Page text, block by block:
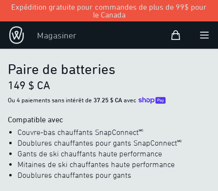
Expédition gratuite pour commandes de plus de 99$ pour
le Canada
Magasiner Panier d’achat
Open
Paire de batteries
149 $ CA
Ou 4 paiements sans intérêt de 37.25 $ CAavec
Compatible avec
Couvre-bas chauffants SnapConnect🅪
Doublures chauffantes pour gants SnapConnect🅪
Gants de ski chauffants haute performance
Mitaines de ski chauffantes haute performance
Doublures chauffantes pour gants